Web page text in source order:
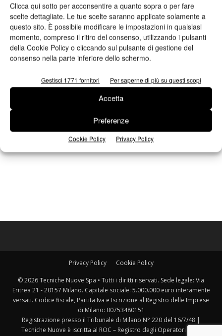
Clicca qui sotto per acconsentire a quanto sopra o per fare
scelte dettagliate. Le tue scelte saranno applicate solamente a
questo sito. È possibile modificare le impostazioni in qualsiasi
momento, compreso il ritiro del consenso, utilizzando i pulsanti
della Cookie Policy o cliccando sul pulsante di gestione del
consenso nella parte inferiore dello schermo.
Gestisci 1771 fornitori Per saperne di più su questi scopi
Accetta
Preferenze
Cookie Policy Privacy Policy
Privacy Policy Cookie Policy
© 2026 Tecniche Nuove Spa • Tutti i diritti riservati. Sede legale: Via
Eritrea 21 - 20157 Milano. Capitale sociale: 5.000.000 euro interamente
versati. Codice fiscale, Partita Iva e Iscrizione al Registro delle Imprese
di Milano: 00753480151
Registrazione presso il Tribunale di Milano N° 220 del 16/7/48 |
Tecniche Nuove è iscritta al ROC – Registro degli Operatori della